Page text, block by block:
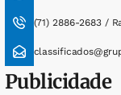
(71) 2886-2683 /
Publicidade